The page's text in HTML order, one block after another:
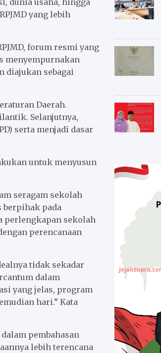
dunia usaha, hingga
yang lebih
forum resmi yang
menyempurnakan
diajukan sebagai
Daerah.
Selanjutnya,
serta menjadi dasar
untuk menyusun
seragam sekolah
berpihak pada
perlengkapan sekolah
perencanaan
tidak sekadar
dalam
yang jelas, program
hari.” Kata
pembahasan
lebih terencana